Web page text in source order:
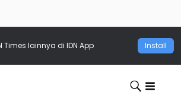
Times lainnya di IDN App Install